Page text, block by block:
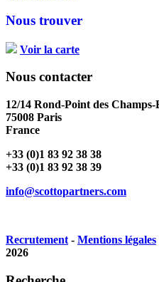
Nous trouver
Voir la carte
Nous contacter
12/14 Rond-Point des Champs-
75008 Paris
France
+33 (0)1 83 92 38 38
+33 (0)1 83 92 38 39
info@scottopartners.com
Recrutement - Mentions légales
2026